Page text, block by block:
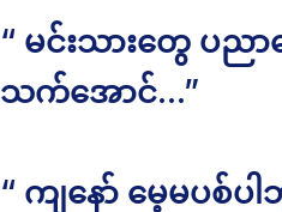
“ မင်းသားတွေ ပည
သက်အောင်…”
“ ကျနော် မေ့မပစ်ပ